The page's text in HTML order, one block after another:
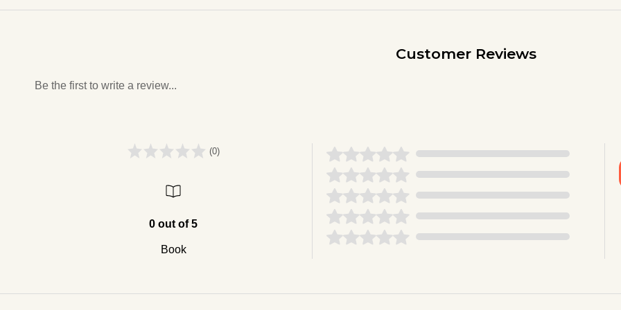
Customer Reviews
Be the first to write a review...
(0)
0 out of 5
Book